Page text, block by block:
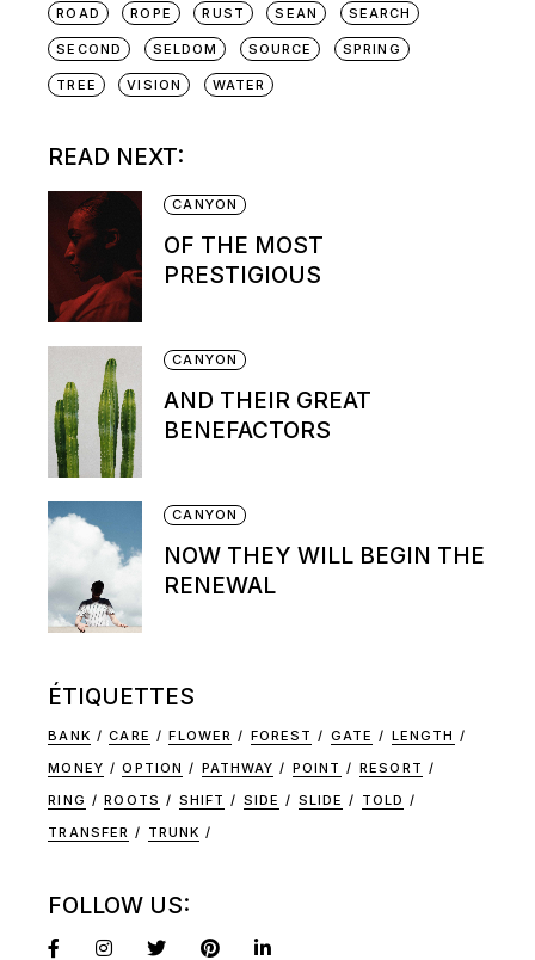
ROAD ROPE RUST SEAN SEARCH
SECOND SELDOM SOURCE SPRING
TREE VISION WATER
READ NEXT:
CANYON
OF THE MOST
PRESTIGIOUS
CANYON
AND THEIR GREAT
BENEFACTORS
CANYON
NOW THEY WILL BEGIN THE
RENEWAL
ÉTIQUETTES
BANK CARE FLOWER FOREST GATE
LENGTH
MONEY
OPTION PATHWAY POINT
RESORT
RING
ROOTS SHIFT SIDE SLIDE
TOLD
TRANSFER
TRUNK
FOLLOW US: